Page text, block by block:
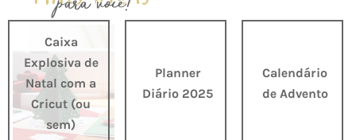
Caixa
Explosiva de
Natal com a
Cricut (ou
sem)
Planner
Diário 2025
Calendário
de Advento